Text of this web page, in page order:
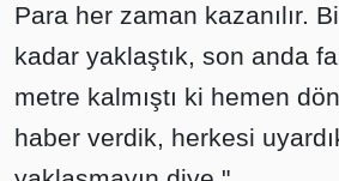
Para her zaman kazanılır.
kadar yaklaştık, son anda
metre kalmıştı ki hemen
haber verdik, herkesi